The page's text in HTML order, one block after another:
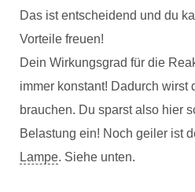
Das ist entscheidend und du
Vorteile freuen!
Dein Wirkungsgrad für die
immer konstant! Dadurch wirst
brauchen. Du sparst also hier
Belastung ein! Noch geiler ist
Lampe. Siehe unten.